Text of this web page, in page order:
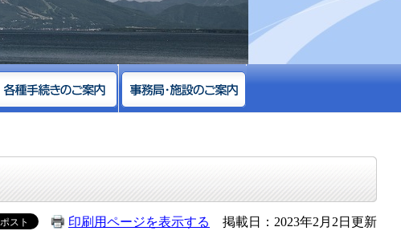
印刷用ページを表示する
掲載日：2023年2月2日更新